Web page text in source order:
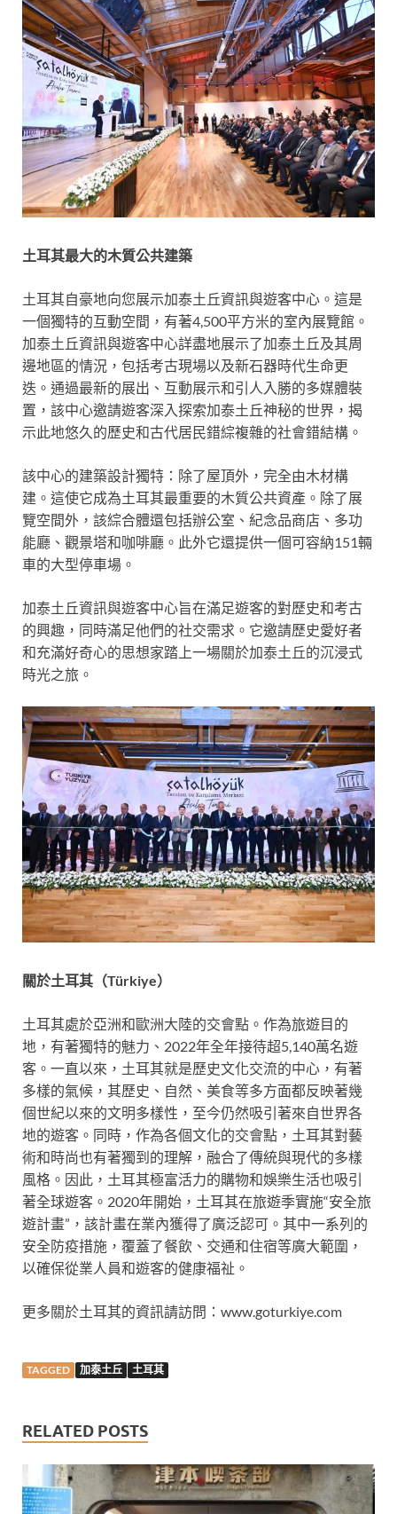
土耳其最大的木質公共建築
土耳其自豪地向您展示加泰土丘資訊與遊客中心。這是
一個獨特的互動空間，有著4,500平方米的室內展覽館。
加泰土丘資訊與遊客中心詳盡地展示了加泰土丘及其周
邊地區的情況，包括考古現場以及新石器時代生命更
迭。通過最新的展出、互動展示和引人入勝的多媒體裝
置，該中心邀請遊客深入探索加泰土丘神秘的世界，揭
示此地悠久的歷史和古代居民錯綜複雜的社會錯結構。
該中心的建築設計獨特：除了屋頂外，完全由木材構
建。這使它成為土耳其最重要的木質公共資產。除了展
覽空間外，該綜合體還包括辦公室、紀念品商店、多功
能廳、觀景塔和咖啡廳。此外它還提供一個可容納151輛
車的大型停車場。
加泰土丘資訊與遊客中心旨在滿足遊客的對歷史和考古
的興趣，同時滿足他們的社交需求。它邀請歷史愛好者
和充滿好奇心的思想家踏上一場關於加泰土丘的沉浸式
時光之旅。
關於土耳其（Türkiye）
土耳其處於亞洲和歐洲大陸的交會點。作為旅遊目的
地，有著獨特的魅力、2022年全年接待超5,140萬名遊
客。一直以來，土耳其就是歷史文化交流的中心，有著
多樣的氣候，其歷史、自然、美食等多方面都反映著幾
個世紀以來的文明多樣性，至今仍然吸引著來自世界各
地的遊客。同時，作為各個文化的交會點，土耳其對藝
術和時尚也有著獨到的理解，融合了傳統與現代的多樣
風格。因此，土耳其極富活力的購物和娛樂生活也吸引
著全球遊客。2020年開始，土耳其在旅遊季實施“安全旅
遊計畫”，該計畫在業內獲得了廣泛認可。其中一系列的
安全防疫措施，覆蓋了餐飲、交通和住宿等廣大範圍，
以確保從業人員和遊客的健康福祉。
更多關於土耳其的資訊請訪問：www.goturkiye.com
TAGGED 加泰土丘 土耳其
RELATED POSTS